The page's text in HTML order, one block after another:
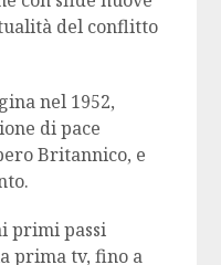
del conflitto
nel 1952,
di pace
Britannico, e
primi passi
prima tv, fino a